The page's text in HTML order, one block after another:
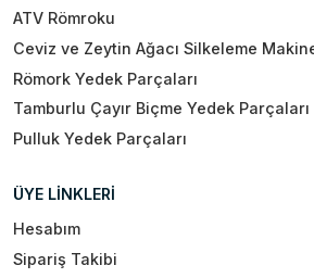
ATV Römroku
Ceviz ve Zeytin Ağacı Silkeleme
Römork Yedek Parçaları
Tamburlu Çayır Biçme Yedek Parçaları
Pulluk Yedek Parçaları
ÜYE LİNKLERİ
Hesabım
Sipariş Takibi